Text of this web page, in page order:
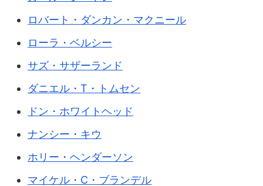
ロバート・ダンカン・マクニール
ローラ・ベルシー
サズ・サザーランド
ダニエル・T・トムセン
ドン・ホワイトヘッド
ナンシー・キウ
ホリー・ヘンダーソン
マイケル・C・ブランデル